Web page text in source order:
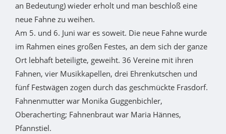
an Bedeutung) wieder erholt und man beschloß eine
neue Fahne zu weihen.
Am 5. und 6. Juni war es soweit. Die neue Fahne wurde
im Rahmen eines großen Festes, an dem sich der ganze
Ort lebhaft beteiligte, geweiht. 36 Vereine mit ihren
Fahnen, vier Musikkapellen, drei Ehrenkutschen und
fünf Festwägen zogen durch das geschmückte Frasdorf.
Fahnenmutter war Monika Guggenbichler,
Oberacherting; Fahnenbraut war Maria Hännes,
Pfannstiel.